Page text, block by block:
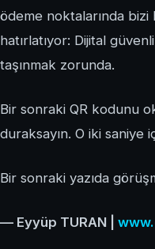
ödeme noktalarında
hatırlatıyor: Dijital
taşınmak zorunda.
Bir sonraki QR kodunu
duraksayın. O iki saniye
Bir sonraki yazıda
— Eyyüp TURAN |